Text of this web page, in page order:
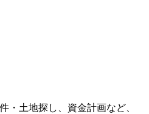
・土地探し、資金計画など、